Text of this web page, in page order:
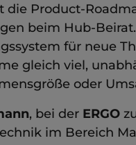
die Product-
beim Hub-
für neue
gleich viel,
oder
, bei der ERGO
im Bereich